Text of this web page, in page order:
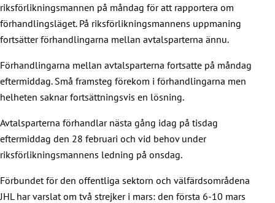
riksförlikningsmannen på måndag för att rapportera om
förhandlingsläget. På riksförlikningsmannens uppmaning
fortsätter förhandlingarna mellan avtalsparterna ännu.
Förhandlingarna mellan avtalsparterna fortsatte på måndag
eftermiddag. Små framsteg förekom i förhandlingarna men
helheten saknar fortsättningsvis en lösning.
Avtalsparterna förhandlar nästa gång idag på tisdag
eftermiddag den 28 februari och vid behov under
riksförlikningsmannens ledning på onsdag.
Förbundet för den offentliga sektorn och välfärdsområdena
JHL har varslat om två strejker i mars: den första 6-10 mars